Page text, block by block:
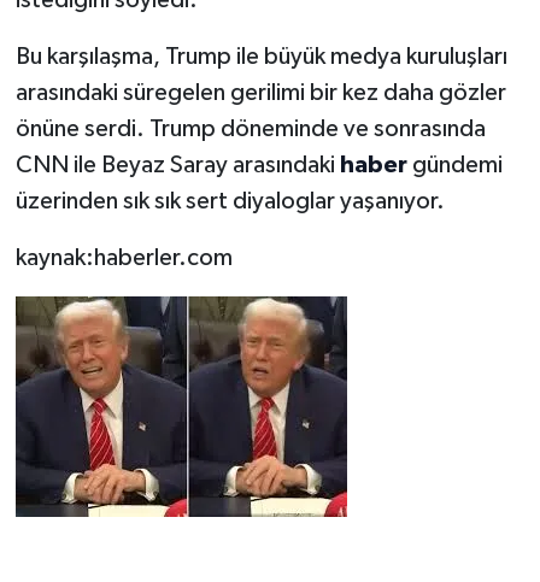
Bu karşılaşma, Trump ile büyük medya kuruluşları
arasındaki süregelen gerilimi bir kez daha gözler
önüne serdi. Trump döneminde ve sonrasında
CNN ile Beyaz Saray arasındaki habergündemi
üzerinden sık sık sert diyaloglar yaşanıyor.
kaynak:haberler.com